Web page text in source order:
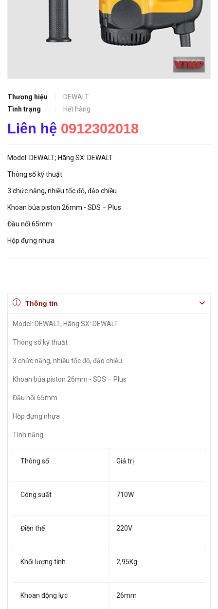
Thương hiệu
DEWALT
Tình trạng
Hết hàng
Liên hệ 0912302018
Model: DEWALT; Hãng SX: DEWALT
Thông số kỹ thuật
3 chức năng, nhiều tốc độ, đảo chiều
Khoan búa piston 26mm - SDS – Plus
Đầu nối 65mm
Hộp đựng nhựa
Thông tin
Model: DEWALT; Hãng SX: DEWALT
Thông số kỹ thuật
3 chức năng, nhiều tốc độ, đảo chiều
Khoan búa piston 26mm - SDS – Plus
Đầu nối 65mm
Hộp đựng nhựa
Tính năng
Thông số Giá trị
Công suất 710W
Điện thế 220V
Khối lượng tịnh 2,95Kg
Khoan động lực 26mm